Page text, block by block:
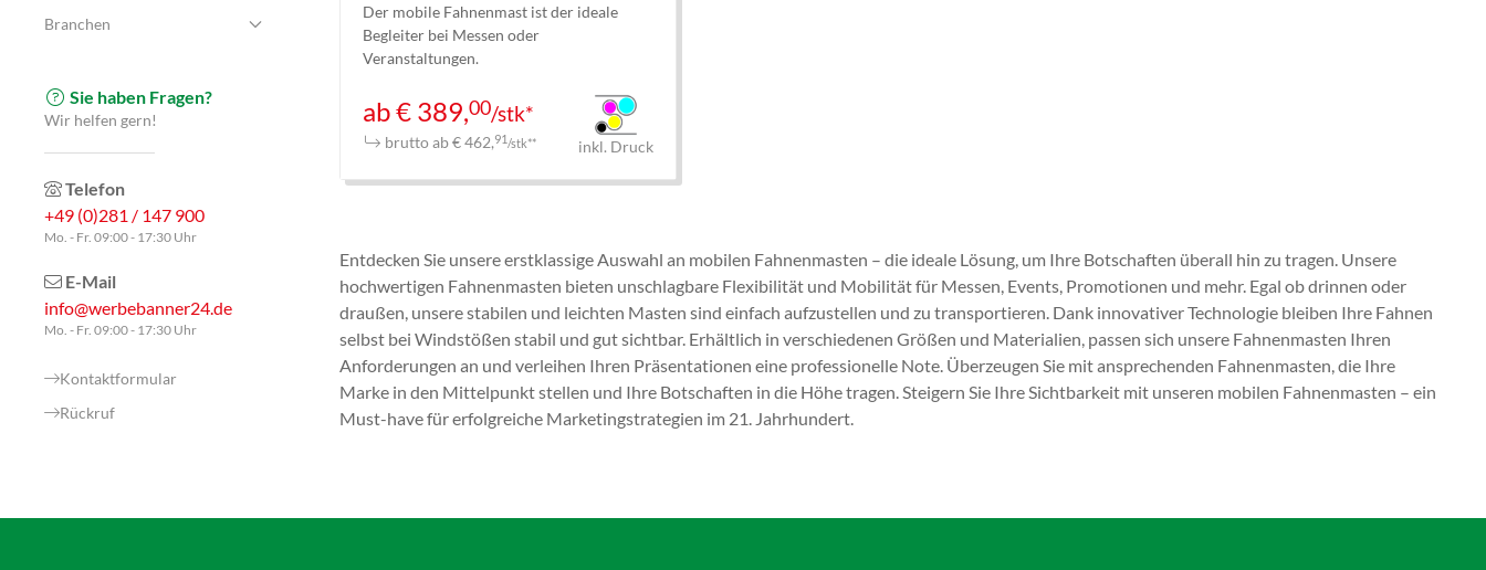
Branchen
Sie haben Fragen?
Wir helfen gern!
Telefon
+49 (0)281 / 147 900
Mo. - Fr. 09:00 - 17:30 Uhr
E-Mail
info@werbebanner24.de
Mo. - Fr. 09:00 - 17:30 Uhr
Kontaktformular
Rückruf
Der mobile Fahnenmast ist der ideale
Begleiter bei Messen oder
Veranstaltungen.
ab € 389,00/stk*
brutto ab € 462,91 /stk** inkl. Druck
Entdecken Sie unsere erstklassige Auswahl an mobilen Fahnenmasten – die ideale Lösung, um Ihre Botschaften überall hin zu tragen. Unsere
hochwertigen Fahnenmasten bieten unschlagbare Flexibilität und Mobilität für Messen, Events, Promotionen und mehr. Egal ob drinnen oder
draußen, unsere stabilen und leichten Masten sind einfach aufzustellen und zu transportieren. Dank innovativer Technologie bleiben Ihre Fahnen
selbst bei Windstößen stabil und gut sichtbar. Erhältlich in verschiedenen Größen und Materialien, passen sich unsere Fahnenmasten Ihren
Anforderungen an und verleihen Ihren Präsentationen eine professionelle Note. Überzeugen Sie mit ansprechenden Fahnenmasten, die Ihre
Marke in den Mittelpunkt stellen und Ihre Botschaften in die Höhe tragen. Steigern Sie Ihre Sichtbarkeit mit unseren mobilen Fahnenmasten – ein
Must-have für erfolgreiche Marketingstrategien im 21. Jahrhundert.